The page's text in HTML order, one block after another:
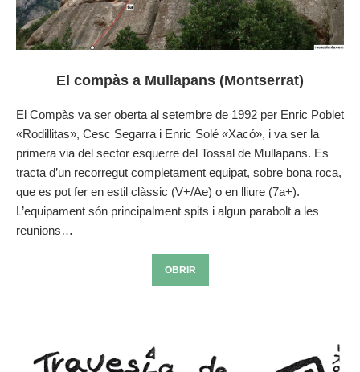
El compàs a Mullapans (Montserrat)
El Compàs va ser oberta al setembre de 1992 per Enric Poblet
«Rodillitas», Cesc Segarra i Enric Solé «Xacó», i va ser la
primera via del sector esquerre del Tossal de Mullapans. Es
tracta d’un recorregut completament equipat, sobre bona roca,
que es pot fer en estil clàssic (V+/Ae) o en lliure (7a+).
L’equipament són principalment spits i algun parabolt a les
reunions…
OBRIR